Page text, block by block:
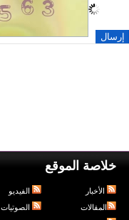
خلاصة الموقع
الأخبار
المقالات
الفيديو
الصوتيات